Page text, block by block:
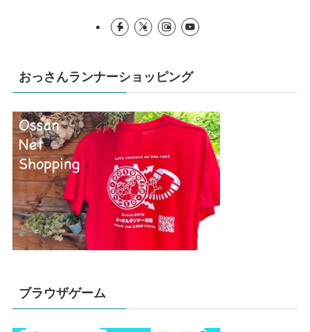
おっさんランナーショッピング
ブラウザゲーム